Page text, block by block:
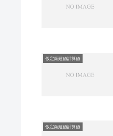
仮定銅建値計算値
仮定銅建値計算値